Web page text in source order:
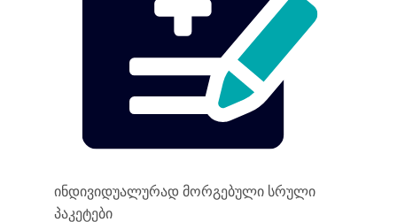
ინდივიდუალურად მორგებული სრული
პაკეტები